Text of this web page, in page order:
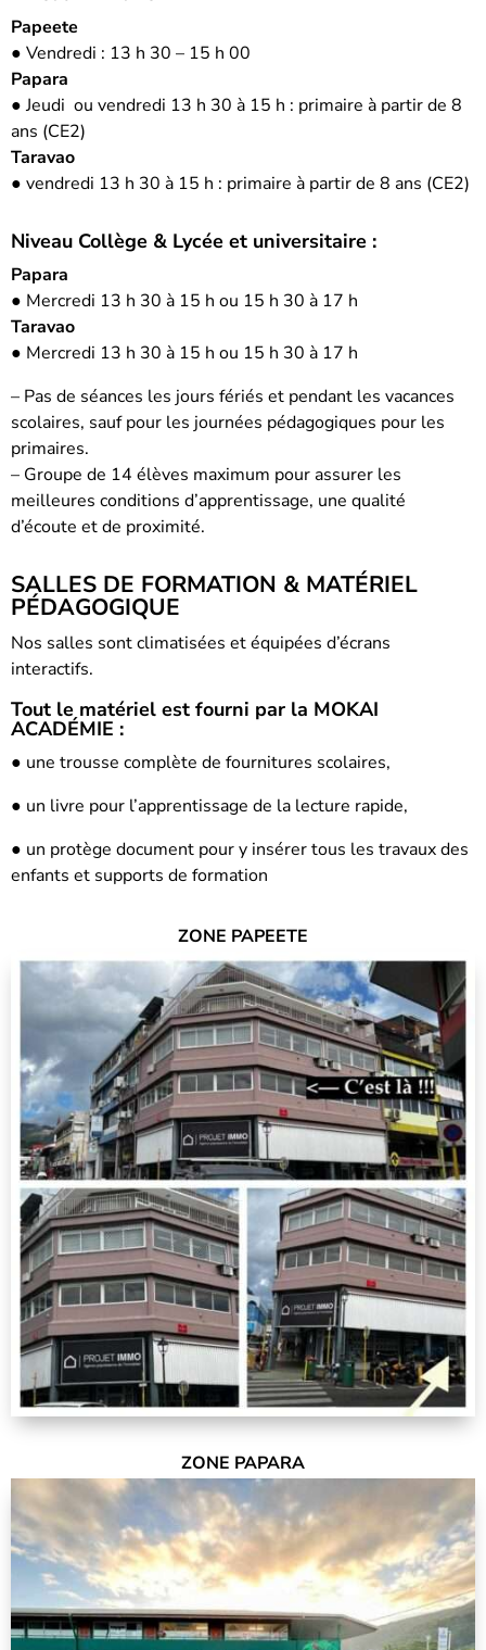
Papeete
● Vendredi : 13 h 30 – 15 h 00
Papara
●Jeudi ou vendredi 13 h 30 à 15 h : primaire à partir de 8
ans (CE2)
Taravao
● vendredi 13 h 30 à 15 h : primaire à partir de 8 ans (CE2)
Niveau Collège & Lycée et universitaire :
Papara
● Mercredi 13 h 30 à 15 h ou 15 h 30 à 17 h
Taravao
● Mercredi 13 h 30 à 15 h ou 15 h 30 à 17 h
– Pas de séances les jours fériés et pendant les vacances
scolaires, sauf pour les journées pédagogiques pour les
primaires.
– Groupe de 14 élèves maximum pour assurer les
meilleures conditions d’apprentissage, une qualité
d’écoute et de proximité.
SALLES DE FORMATION & MATÉRIEL
PÉDAGOGIQUE
Nos salles sont climatisées et équipées d’écrans
interactifs.
Tout le matériel est fourni par la MOKAI
ACADÉMIE :
● une trousse complète de fournitures scolaires,
● un livre pour l’apprentissage de la lecture rapide,
● un protège document pour y insérer tous les travaux des
enfants et supports de formation
ZONE PAPEETE
ZONE PAPARA